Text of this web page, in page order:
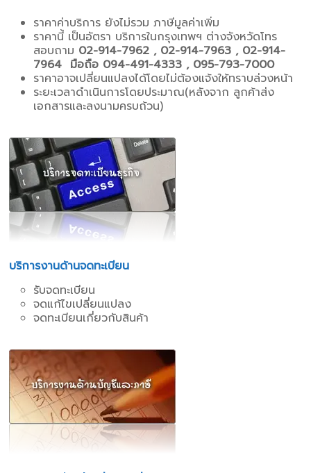
ราคาค่าบริการ ยังไม่รวม ภาษีมูลค่าเพิ่ม
ราคานี้ เป็นอัตรา บริการในกรุงเทพฯ ต่างจังหวัดโทร
สอบถาม 02-914-7962 , 02-914-7963 , 02-914-
7964 มือถือ 094-491-4333 , 095-793-7000
ราคาอาจเปลี่ยนแปลงได้โดยไม่ต้องแจ้งให้ทราบล่วงหน้า
ระยะเวลาดำเนินการโดยประมาณ(หลังจาก ลูกค้าส่ง
เอกสารและลงนามครบถ้วน)
บริการงานด้านจดทะเบียน
รับจดทะเบียน
จดแก้ไขเปลี่ยนแปลง
จดทะเบียนเกี่ยวกับสินค้า